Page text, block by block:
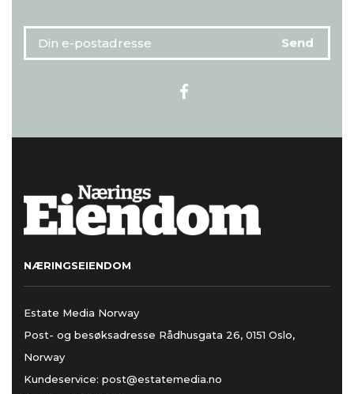
NÆRINGSEIENDOM
Estate Media Norway
Post- og besøksadresse Rådhusgata 26, 0151 Oslo,
Norway
Kundeservice: post@estatemedia.no